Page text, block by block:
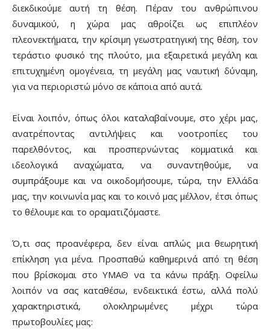
διεκδικούμε αυτή τη θέση. Πέραν του ανθρώπινου
δυναμικού, η χώρα μας αθροίζει ως επιπλέον
πλεονεκτήματα, την κρίσιμη γεωστρατηγική της θέση, τον
τεράστιο φυσικό της πλούτο, μια εξαιρετικά μεγάλη και
επιτυχημένη ομογένεια, τη μεγάλη μας ναυτική δύναμη,
για να περιοριστώ μόνο σε κάποια από αυτά.
Είναι λοιπόν, όπως όλοι καταλαβαίνουμε, στο χέρι μας,
ανατρέποντας αντιλήψεις και νοοτροπίες του
παρελθόντος, και προσπερνώντας κομματικά και
ιδεολογικά αναχώματα, να συναντηθούμε, να
συμπράξουμε και να οικοδομήσουμε, τώρα, την Ελλάδα
μας, την κοινωνία μας και το κοινό μας μέλλον, έτσι όπως
το θέλουμε και το οραματιζόμαστε.
Ό,τι σας προανέφερα, δεν είναι απλώς μια θεωρητική
επίκληση για μένα. Προσπαθώ καθημερινά από τη θέση
που βρίσκομαι στο ΥΜΑΘ να τα κάνω πράξη. Οφείλω
λοιπόν να σας καταθέσω, ενδεικτικά έστω, αλλά πολύ
χαρακτηριστικά, ολοκληρωμένες μέχρι τώρα
πρωτοβουλίες μας: